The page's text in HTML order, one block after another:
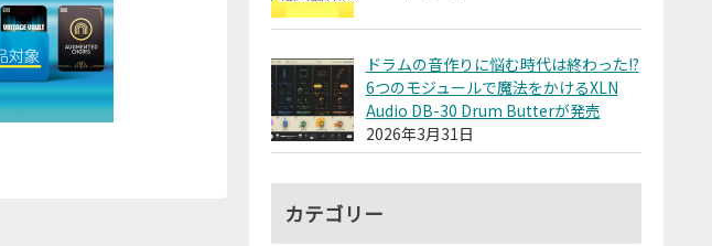
ドラムの音作りに悩む時代は終わった!?
6つのモジュールで魔法をかけるXLN
Audio DB-30 Drum Butterが発売
2026年3月31日
カテゴリー